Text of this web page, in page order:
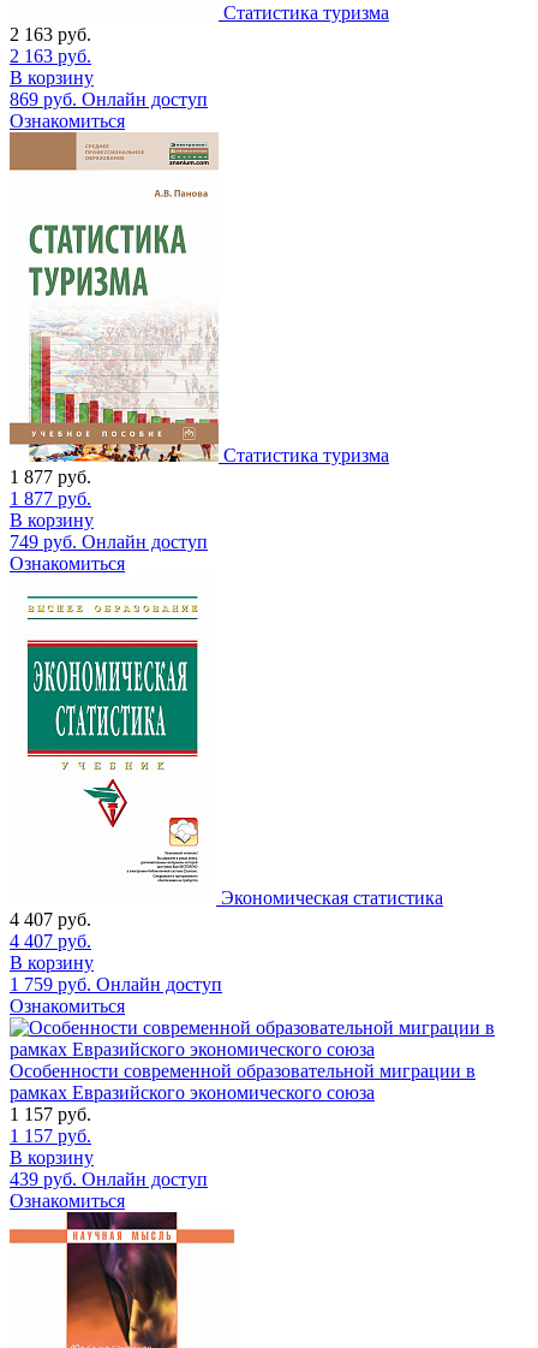
Статистика туризма
2 163 руб.
2 163 руб.
В корзину
869 руб. Онлайн доступ
Ознакомиться
Статистика туризма
1 877 руб.
1 877 руб.
В корзину
749 руб. Онлайн доступ
Ознакомиться
Экономическая статистика
4 407 руб.
4 407 руб.
В корзину
1 759 руб. Онлайн доступ
Ознакомиться
Особенности современной образовательной миграции в
рамках Евразийского экономического союза
1 157 руб.
1 157 руб.
В корзину
439 руб. Онлайн доступ
Ознакомиться